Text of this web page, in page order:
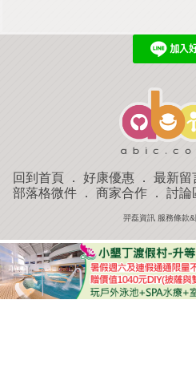
回到首頁 ． 好康優惠 ． 最新留
部落格微件． 商家合作． 討論
羿磊資訊 服務條款